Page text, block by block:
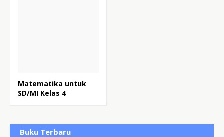
Matematika untuk
SD/MI Kelas 4
Buku Terbaru